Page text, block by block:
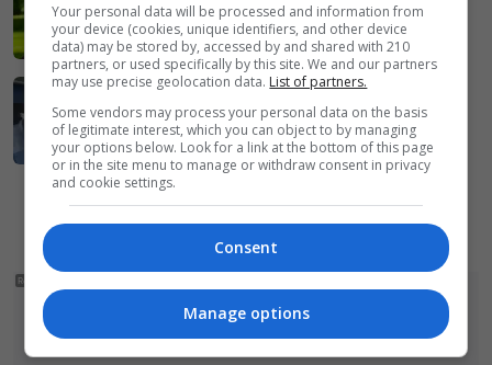
Popisowa ustawka – Leszek Socha
komentuje wybory
2025-04-27
Jakim ignorantem trzeba być, aby o
politykę i religię bić się z bratem?
« 1 2 3 »
Your personal data will be processed and information from
your device (cookies, unique identifiers, and other device
data) may be stored by, accessed by and shared with 210
partners, or used specifically by this site. We and our partners
may use precise geolocation data. List of partners.
Some vendors may process your personal data on the basis
of legitimate interest, which you can object to by managing
your options below. Look for a link at the bottom of this page
or in the site menu to manage or withdraw consent in privacy
and cookie settings.
Consent
Manage options